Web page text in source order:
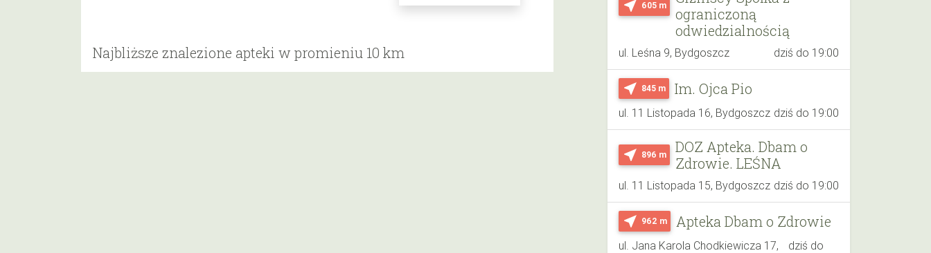
near_me 605 m
ograniczoną
odwiedzialnością
ul. Leśna 9, Bydgoszcz dziś do 19:00
near_me 845 m Im. Ojca Pio
ul. 11 Listopada 16, Bydgoszcz dziś do 19:00
near_me 896 m
DOZ Apteka. Dbam o
Zdrowie. LEŚNA
ul. 11 Listopada 15, Bydgoszcz dziś do 19:00
near_me 962 m Apteka Dbam o Zdrowie
ul. Jana Karola Chodkiewicza 17,
dziś do
Najbliższe znalezione apteki w promieniu 10 km